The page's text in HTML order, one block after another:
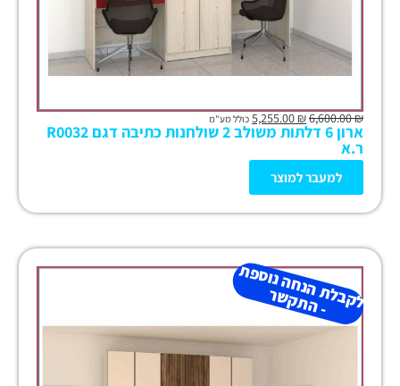
₪
6,600.00
₪ כולל מע"מ
ארון 6 דלתות משולב 2 שולחנות כתיבה דגם R0032
ר.א
למעבר למוצר
ל
ק
ב
ל
ת
הנ
ח
ה נו
ס
פ
ת
-
ה
ת
ק
ש
ר